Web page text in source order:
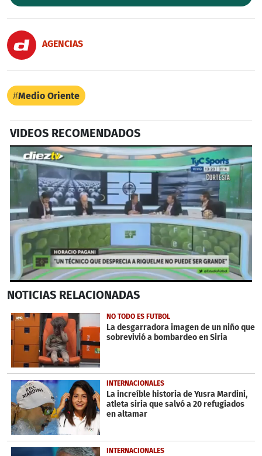
AGENCIAS
Medio Oriente
VIDEOS RECOMENDADOS
seconds
1
minute,
41
seconds
NOTICIAS RELACIONADAS
NO TODO ES FUTBOL
La desgarradora imagen de un niño que
sobrevivió a bombardeo en Siria
INTERNACIONALES
La increíble historia de Yusra Mardini,
atleta siria que salvó a 20 refugiados
en altamar
INTERNACIONALES